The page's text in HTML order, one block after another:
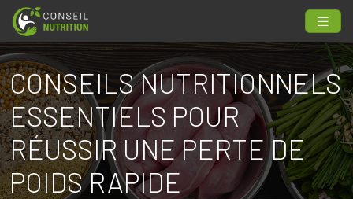
CONSEILS NUTRITIONNELS
ESSENTIELS POUR
RÉUSSIR UNE PERTE DE
POIDS RAPIDE